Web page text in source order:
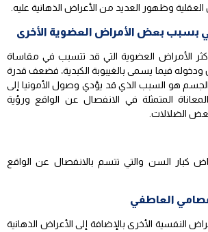
وظهور العديد من الأعراض الذهانية عليه.
بسبب بعض الأمراض العضوية الأخرى
الأمراض العضوية التي قد تتسبب في مقاساة
فيما يسمى بالغيبوبة الكبدية، فضعف قدرة
هو السبب الذي قد يؤدي وصول الأمونيا إلى
المتمثلة في الانفصال عن الواقع ورؤية
الضلالات.
كبار السن والتي تتسم بالانفصال عن الواقع
العاطفي
النفسية الأخرى بالإضافة إلى الأعراض الذهانية